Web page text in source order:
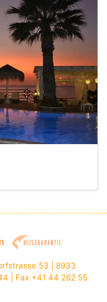
53 | 8933
| Fax +41 44 262 55